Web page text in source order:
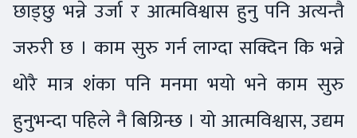
छाड्छु भन्ने उर्जा र आत्मविश्वास हुनु पनि अत्यन्तै
जरुरी छ । काम सुरु गर्न लाग्दा सक्दिन कि भन्ने
थोरै मात्र शंका पनि मनमा भयो भने काम सुरु
हुनुभन्दा पहिले नै बिग्रिन्छ । यो आत्मविश्वास, उद्यम